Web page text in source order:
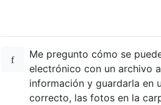
Me pregunto cómo se
electrónico con un archivo
información y guardarla en
correcto, las fotos en la